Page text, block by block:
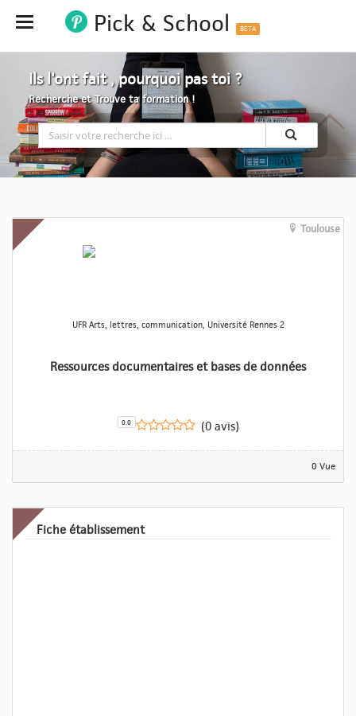
Hide Pick & School BETA
Ils l'ont fait , pourquoi pas toi ?
Recherche et Trouve ta formation !
Toulouse
UFR Arts, lettres, communication, Université Rennes 2
Ressources documentaires et bases de données
0.0 (0 avis)
0 Vue
Fiche établissement